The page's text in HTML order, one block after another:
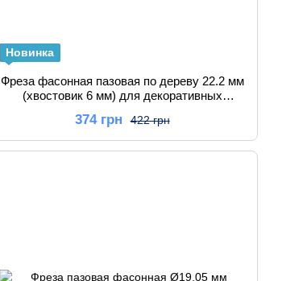
Новинка
Фреза фасонная пазовая по дереву 22.2 мм
(хвостовик 6 мм) для декоративных
422 грн
374 грн